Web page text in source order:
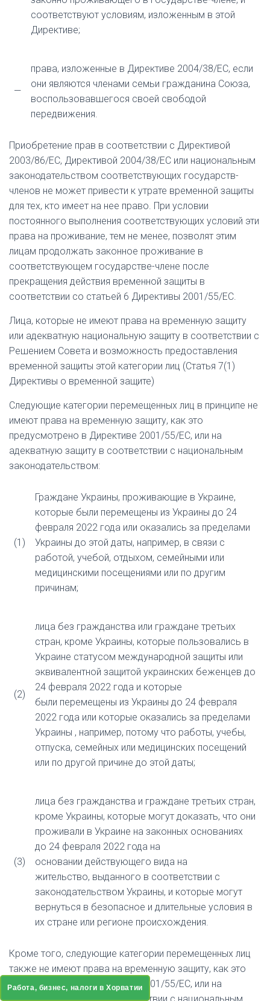
соответствуют условиям, изложенным в этой
Директиве;
—
права, изложенные в Директиве 2004/38/ЕС, если
они являются членами семьи гражданина Союза,
воспользовавшегося своей свободой
передвижения.
Приобретение прав в соответствии с Директивой
2003/86/ЕС, Директивой 2004/38/ЕС или национальным
законодательством соответствующих государств-
членов не может привести к утрате временной защиты
для тех, кто имеет на нее право. При условии
постоянного выполнения соответствующих условий эти
права на проживание, тем не менее, позволят этим
лицам продолжать законное проживание в
соответствующем государстве-члене после
прекращения действия временной защиты в
соответствии со статьей 6 Директивы 2001/55/ЕС.
Лица, которые не имеют права на временную защиту
или адекватную национальную защиту в соответствии с
Решением Совета и возможность предоставления
временной защиты этой категории лиц (Статья 7(1)
Директивы о временной защите)
Следующие категории перемещенных лиц в принципе не
имеют права на временную защиту, как это
предусмотрено в Директиве 2001/55/ЕС, или на
адекватную защиту в соответствии с национальным
законодательством:
(1)
Граждане Украины, проживающие в Украине,
которые были перемещены из Украины до 24
февраля 2022 года или оказались за пределами
Украины до этой даты, например, в связи с
работой, учебой, отдыхом, семейными или
медицинскими посещениями или по другим
причинам;
(2)
лица без гражданства или граждане третьих
стран, кроме Украины, которые пользовались в
Украине статусом международной защиты или
эквивалентной защитой украинских беженцев до
24 февраля 2022 года и которые
были перемещены из Украины до 24 февраля
2022 года или которые оказались за пределами
Украины , например, потому что работы, учебы,
отпуска, семейных или медицинских посещений
или по другой причине до этой даты;
(3)
лица без гражданства и граждане третьих стран,
кроме Украины, которые могут доказать, что они
проживали в Украине на законных основаниях
до 24 февраля 2022 года на
основании действующего вида на
жительство, выданного в соответствии с
законодательством Украины, и которые могут
вернуться в безопасное и длительные условия в
их стране или регионе происхождения.
Кроме того, следующие категории перемещенных лиц
также не имеют права на временную защиту, как это
предусмотрено в Директиве 2001/55/ЕС, или на
Работа, бизнес, налоги в Хорватии